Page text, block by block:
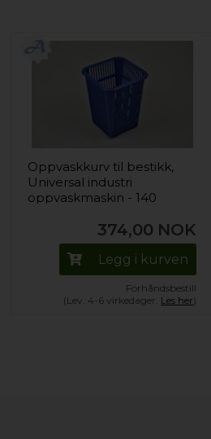
Oppvaskkurv til bestikk,
Universal industri
oppvaskmaskin - 140
374,00 NOK
Legg i kurven
Forhåndsbestill
(Lev. 4-6 virkedager. Les her)